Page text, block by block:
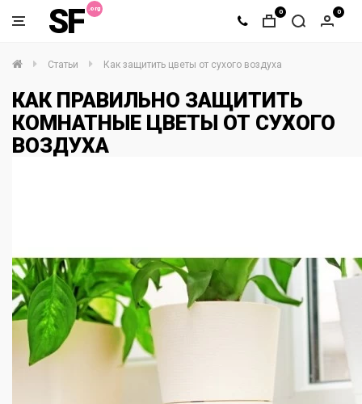
SF 0 0
Статьи Как защитить цветы от сухого воздуха
КАК ПРАВИЛЬНО ЗАЩИТИТЬ
КОМНАТНЫЕ ЦВЕТЫ ОТ СУХОГО
ВОЗДУХА